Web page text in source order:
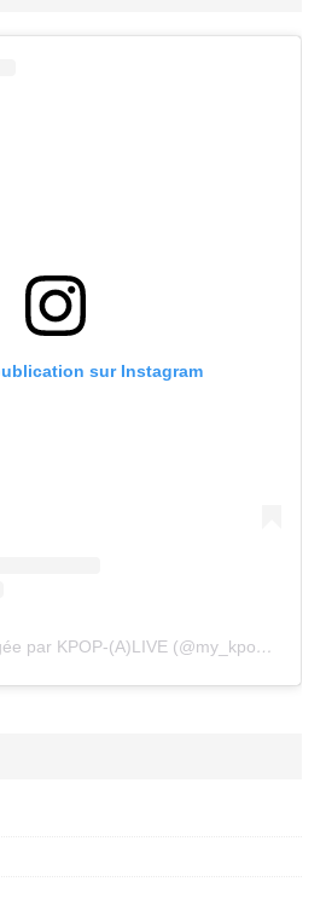
sur Instagram
Une publication partagée par KPOP-(A)LIVE (@my_kpopalive)